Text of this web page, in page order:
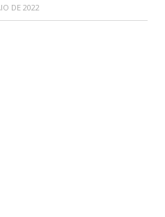
DE 2022